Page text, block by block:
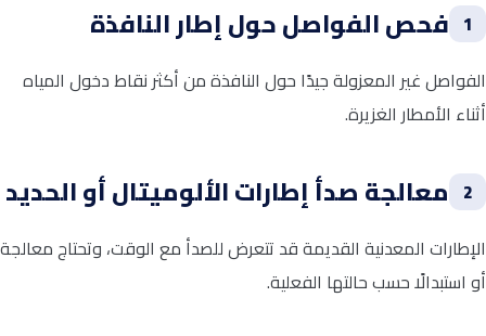
1 فحص الفواصل حول إطار النافذة
الفواصل غير المعزولة جيدًا حول النافذة من أكثر نقاط دخول المياه
أثناء الأمطار الغزيرة.
2 معالجة صدأ إطارات الألوميتال أو الحديد
الإطارات المعدنية القديمة قد تتعرض للصدأ مع الوقت، وتحتاج معالجة
أو استبدالًا حسب حالتها الفعلية.